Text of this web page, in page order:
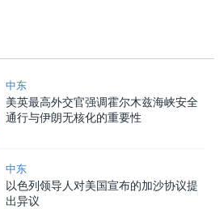
中东
美英最高外交官强调霍尔木兹海峡安全
通行与伊朗无核化的重要性
中东
以色列领导人对美国宣布的加沙协议提
出异议